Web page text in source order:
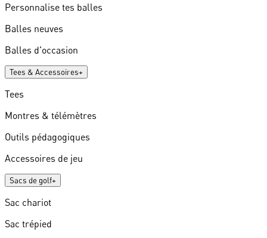
Personnalise tes balles
Balles neuves
Balles d'occasion
Tees & Accessoires+
Tees
Montres & télémètres
Outils pédagogiques
Accessoires de jeu
Sacs de golf+
Sac chariot
Sac trépied